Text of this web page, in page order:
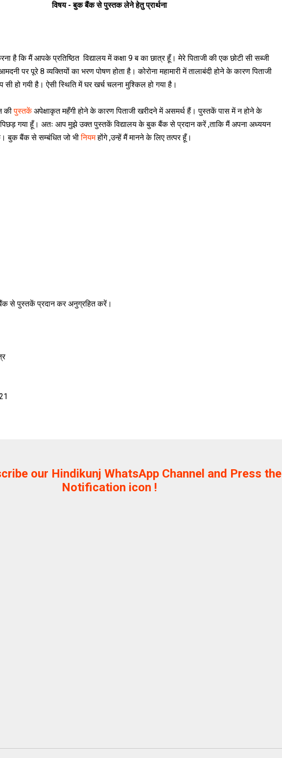
विषय - बुक बैंक से पुस्तक लेने हेतु प्रार्थना
है कि मैं आपके प्रतिष्ठित विद्यालय में कक्षा 9 ब का छात्र हूँ। मेरे पिताजी की एक छोटी सी सब्जी
पर पूरे 8 व्यक्तियों का भरण पोषण होता है। कोरोना महामारी में तालाबंदी होने के कारण पिताजी
हो गयी है। ऐसी स्थिति में घर खर्च चलना मुश्किल हो गया है।
कीपुस्तकेंअपेक्षाकृत महँगी होने के कारण पिताजी खरीदने में असमर्थ हैं। पुस्तकें पास में न होने के
गया हूँ। अतः आप मुझे उक्त पुस्तकें विद्यालय के बुक बैंक से प्रदान करें ,ताकि मैं अपना अध्ययन
बुक बैंक से सम्बंधित जो भीनियमहोंगे ,उन्हें मैं मानने के लिए तत्पर हूँ।
से पुस्तकें प्रदान कर अनुग्रहित करें।
our Hindikunj WhatsApp Channel and Press the
Notification icon !